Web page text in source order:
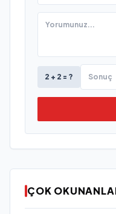
2 + 2 = ?
ÇOK